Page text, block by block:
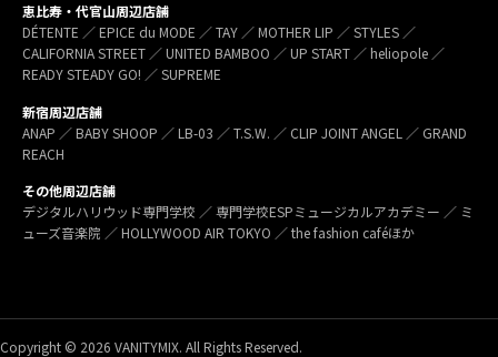
恵比寿・代官山周辺店舗
DÉTENTE ／ EPICE du MODE ／ TAY ／ MOTHER LIP ／ STYLES ／
CALIFORNIA STREET ／ UNITED BAMBOO ／ UP START ／ heliopole ／
READY STEADY GO! ／ SUPREME
新宿周辺店舗
ANAP ／ BABY SHOOP ／ LB-03 ／ T.S.W. ／ CLIP JOINT ANGEL ／ GRAND
REACH
その他周辺店舗
デジタルハリウッド専門学校 ／ 専門学校ESPミュージカルアカデミー ／ ミ
ューズ音楽院 ／ HOLLYWOOD AIR TOKYO ／ the fashion caféほか
Copyright © 2026 VANITYMIX. All Rights Reserved.